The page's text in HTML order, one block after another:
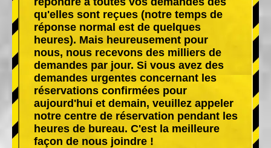
qu'elles sont reçues (notre temps de
réponse normal est de quelques
heures). Mais heureusement pour
nous, nous recevons des milliers de
demandes par jour. Si vous avez des
demandes urgentes concernant les
réservations confirmées pour
aujourd'hui et demain, veuillez appeler
notre centre de réservation pendant les
heures de bureau. C'est la meilleure
façon de nous joindre !